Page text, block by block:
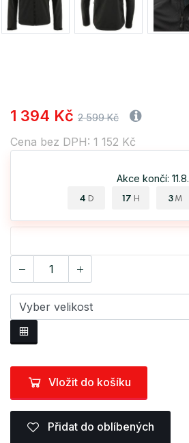
1 394 Kč 2 599 Kč
Cena bez DPH: 1 152 Kč
Akce končí: 11.8.
4 D 17 H 3 M
Vložit do košíku
Přidat do oblíbených